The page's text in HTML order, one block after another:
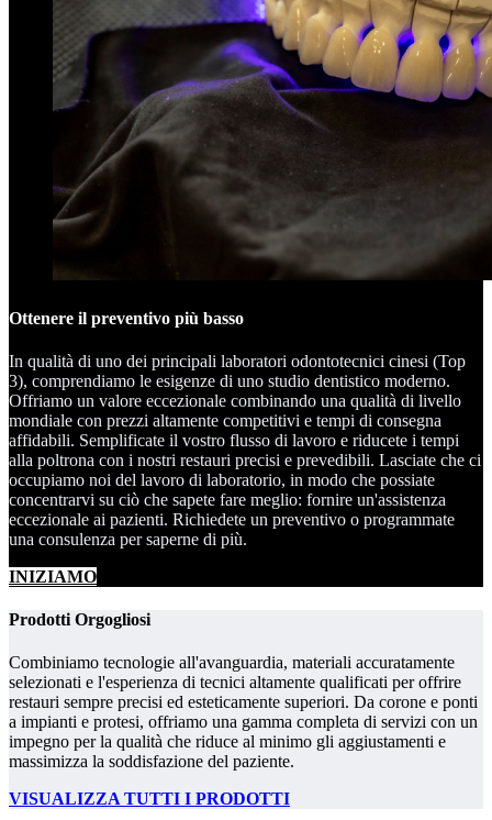
Ottenere il preventivo più basso
In qualità di uno dei principali laboratori odontotecnici cinesi (Top
3), comprendiamo le esigenze di uno studio dentistico moderno.
Offriamo un valore eccezionale combinando una qualità di livello
mondiale con prezzi altamente competitivi e tempi di consegna
affidabili. Semplificate il vostro flusso di lavoro e riducete i tempi
alla poltrona con i nostri restauri precisi e prevedibili. Lasciate che ci
occupiamo noi del lavoro di laboratorio, in modo che possiate
concentrarvi su ciò che sapete fare meglio: fornire un'assistenza
eccezionale ai pazienti. Richiedete un preventivo o programmate
una consulenza per saperne di più.
INIZIAMO
Prodotti Orgogliosi
Combiniamo tecnologie all'avanguardia, materiali accuratamente
selezionati e l'esperienza di tecnici altamente qualificati per offrire
restauri sempre precisi ed esteticamente superiori. Da corone e ponti
a impianti e protesi, offriamo una gamma completa di servizi con un
impegno per la qualità che riduce al minimo gli aggiustamenti e
massimizza la soddisfazione del paziente.
VISUALIZZA TUTTI I PRODOTTI